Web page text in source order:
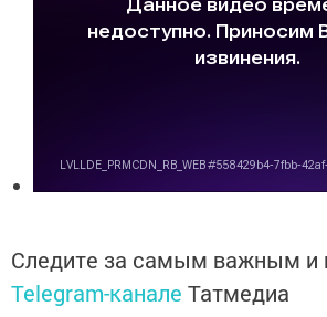
Следите за самым важным и
Telegram-канале Татмедиа